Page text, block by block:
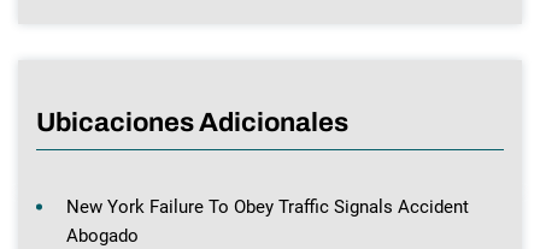
Ubicaciones Adicionales
New York Failure To Obey Traffic Signals Accident
Abogado